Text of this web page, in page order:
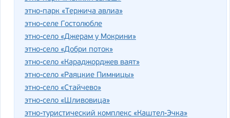
этно-парк «Тержича авлиа»
этно-селе Гостолюбле
этно-село «Джерам у Мокрини»
этно-село «Добри поток»
этно-село «Караджорджев ваят»
этно-село «Раяцкие Пимницы»
этно-село «Стайчево»
этно-село «Шливовица»
этно-туристический комплекс «Каштел-Эчка»